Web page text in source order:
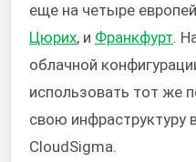
еще на четыре
Цюрих, и Франкфурт.
облачной
использовать тот же
свою инфраструктуру
CloudSigma.